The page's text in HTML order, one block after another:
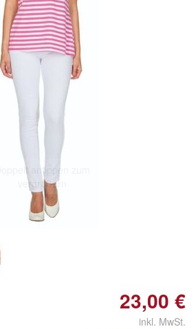
Doppelt antippen zum
vergrößern
23,00 €
inkl. MwSt.